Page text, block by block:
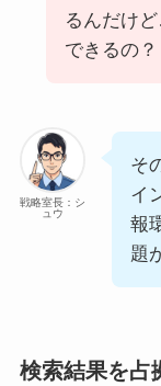
るんだけ
できるの？
戦略室長：シ
ュウ
そ
イ
報
題
検索結果を占